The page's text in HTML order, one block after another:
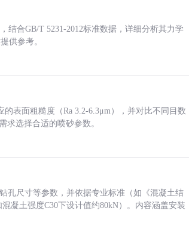
结合GB/T 5231-2012标准数据，详细分析其力学
供参考。
表面粗糙度（Ra 3.2-6.3μm），并对比不同目数
求选择合适的喷砂参数。
孔尺寸等参数，并依据专业标准（如《混凝土结
凝土强度C30下设计值约80kN）。内容涵盖安装